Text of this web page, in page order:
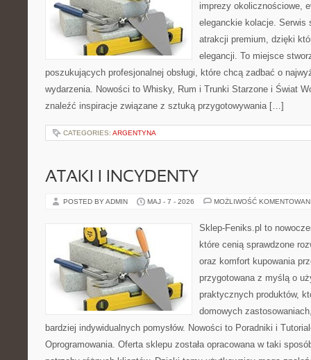
imprezy okolicznościowe,
eleganckie kolacje. Serwis
atrakcji premium, dzięki
elegancji. To miejsce
poszukujących profesjonalnej obsługi, które chcą zadbać o
wydarzenia. Nowości to Whisky, Rum i Trunki Starzone i Świat
znaleźć inspiracje związane z sztuką przygotowywania […]
CATEGORIES: ARGENTYNA
ATAKI I INCYDENTY
POSTED BY ADMIN MAJ - 7 - 2026 MOŻLIWOŚĆ
Sklep-Feniks.pl to
które cenią sprawdzone
oraz komfort kupowania
przygotowana z myślą o
praktycznych produktów,
domowych
bardziej indywidualnych pomysłów. Nowości to Poradniki i
Oprogramowania. Oferta sklepu została opracowana w taki